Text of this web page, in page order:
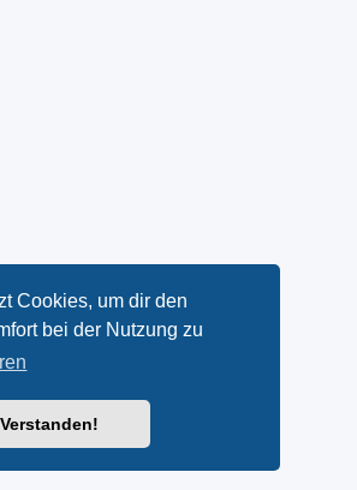
Cookies, um dir den
bei der Nutzung zu
Verstanden!